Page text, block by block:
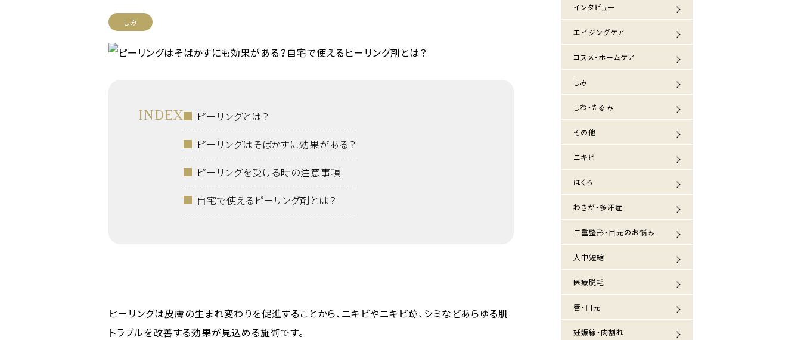
しみ
INDEX
ピーリングとは？
ピーリングはそばかすに効果がある？
ピーリングを受ける時の注意事項
自宅で使えるピーリング剤とは？
ピーリングは皮膚の生まれ変わりを促進することから、ニキビやニキビ跡、シミなどあらゆる肌
トラブルを改善する効果が見込める施術です。
インタビュー
エイジングケア
コスメ・ホームケア
しみ
しわ・たるみ
その他
ニキビ
ほくろ
わきが・多汗症
二重整形・目元のお悩み
人中短縮
医療脱毛
唇・口元
妊娠線・肉割れ